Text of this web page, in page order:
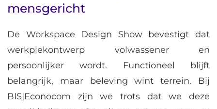
mensgericht
De Workspace Design Show bevestigt dat
werkplekontwerp volwassener en
persoonlijker wordt. Functioneel blijft
belangrijk, maar beleving wint terrein. Bij
BIS|Econocom zijn we trots dat we deze